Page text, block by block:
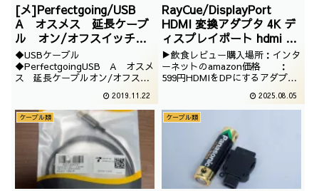
[メ]Perfectgoing/USB
A オスメス 延長ケーブ
ル オン/オフスイッチ付
き/ケーブル
◆USBケーブル
◆PerfectgoingUSB A オスメ
ス 延長ケーブルオン/オフスイ
として市民権を得たということ
で、こういうのが欲しくなりまし
た。手元スイッチでございます。
2019.11.22
RayCue/DisplayPort
HDMI 変換アダプタ 4K デ
ィスプレイポート hdmi ケ
ーブル DP(PC) to
HDMI(モニター）単方向の
みの変換対応 逆方向変換
ク/2025/06/23
▶飲食レビュー購入場所：インタ
ーネットのamazon価格 ：
599円HDMIをDPにするアダプタ
えないような機器が意外とあるの
で割と重宝するのでございます。
4K30Hzまでの対応なので用途に
よっては注意です
2025.08.05
ケーブル類 ケーブル類